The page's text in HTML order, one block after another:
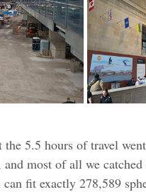
5.5 hours of travel
and most of all we
fit exactly 278,589